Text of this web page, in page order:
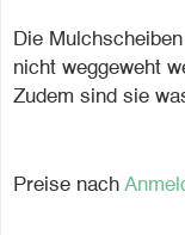
Die
nicht weggeweht
Zudem sind sie
Preise nach